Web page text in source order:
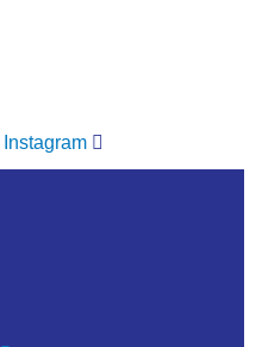
Instagram